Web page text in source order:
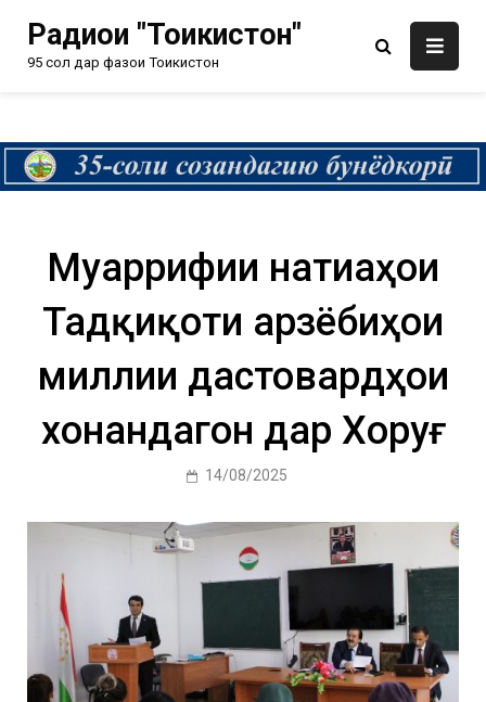
Радиои "Тоҷикистон"
95 сол дар фазои Тоҷикистон
Муаррифии натиҷаҳои
Тадқиқоти арзёбиҳои
миллии дастовардҳои
хонандагон дар Хоруғ
14/08/2025